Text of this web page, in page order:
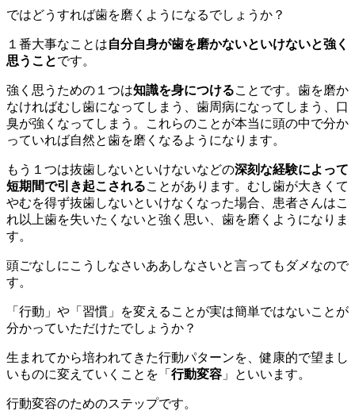
ではどうすれば歯を磨くようになるでしょうか？
１番大事なことは自分自身が歯を磨かないといけないと強く
思うことです。
強く思うための１つは知識を身につけることです。歯を磨か
なければむし歯になってしまう、歯周病になってしまう、口
臭が強くなってしまう。これらのことが本当に頭の中で分か
っていれば自然と歯を磨くなるようになります。
もう１つは抜歯しないといけないなどの深刻な経験によって
短期間で引き起こされることがあります。むし歯が大きくて
やむを得ず抜歯しないといけなくなった場合、患者さんはこ
れ以上歯を失いたくないと強く思い、歯を磨くようになりま
す。
頭ごなしにこうしなさいああしなさいと言ってもダメなので
す。
「行動」や「習慣」を変えることが実は簡単ではないことが
分かっていただけたでしょうか？
生まれてから培われてきた行動パターンを、健康的で望まし
いものに変えていくことを「 行動変容 」といいます。
行動変容のためのステップです。